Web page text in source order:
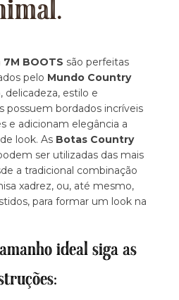
7M BOOTS são perfeitas
pelo Mundo Country
estilo e
possuem bordados incríveis
e adicionam elegância a
look. As Botas Country
ser utilizadas das mais
a tradicional combinação
xadrez, ou, até mesmo,
para formar um look na
ideal siga as